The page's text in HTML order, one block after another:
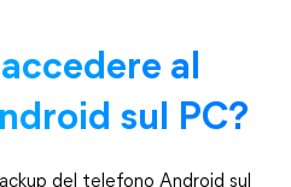
al
sul PC?
del telefono Android sul